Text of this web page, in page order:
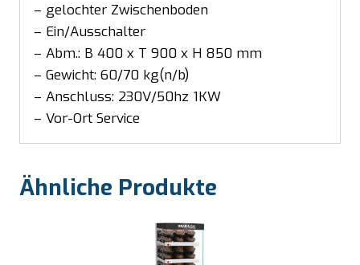
– gelochter Zwischenboden
– Ein/Ausschalter
– Abm.: B 400 x T 900 x H 850 mm
– Gewicht: 60/70 kg(n/b)
– Anschluss: 230V/50hz 1KW
– Vor-Ort Service
Ähnliche Produkte